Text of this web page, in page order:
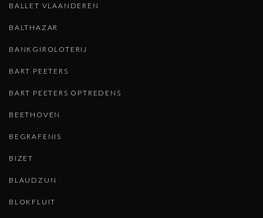
BALLET VLAANDEREN
BALTHAZAR
BANKGIROLOTERIJ
BART PEETERS
BART PEETERS OPTREDENS
BEETHOVEN
BEGRAFENIS
BIZET
BLAUDZUN
BLOKFLUIT